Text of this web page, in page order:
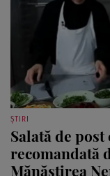
ȘTIRI
Salată de
recomandată
Mănăstirea